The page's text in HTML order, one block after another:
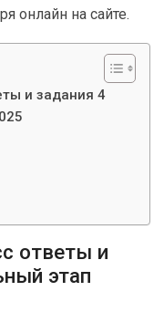
онлайн на сайте.
и задания 4
ответы и
этап